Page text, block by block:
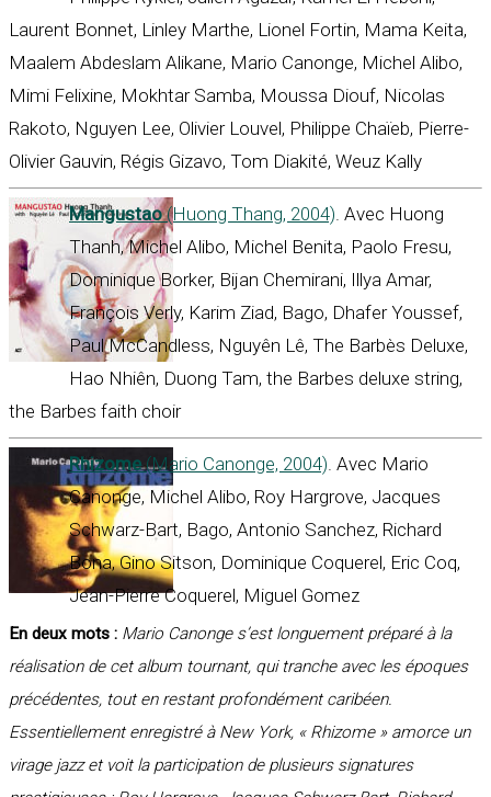
Laurent Bonnet, Linley Marthe, Lionel Fortin, Mama Keita,
Maalem Abdeslam Alikane, Mario Canonge, Michel Alibo,
Mimi Felixine, Mokhtar Samba, Moussa Diouf, Nicolas
Rakoto, Nguyen Lee, Olivier Louvel, Philippe Chaïeb, Pierre-
Olivier Gauvin, Régis Gizavo, Tom Diakité, Weuz Kally
Mangustao(Huong Thang, 2004). Avec Huong
Thanh, Michel Alibo, Michel Benita, Paolo Fresu,
Dominique Borker, Bijan Chemirani, Illya Amar,
François Verly, Karim Ziad, Bago, Dhafer Youssef,
Paul McCandless, Nguyên Lê, The Barbès Deluxe,
Hao Nhiên, Duong Tam, the Barbes deluxe string,
the Barbes faith choir
Rhizome(Mario Canonge, 2004). Avec Mario
Canonge, Michel Alibo, Roy Hargrove, Jacques
Schwarz-Bart, Bago, Antonio Sanchez, Richard
Bona, Gino Sitson, Dominique Coquerel, Eric Coq,
Jean-Pierre Coquerel, Miguel Gomez
En deux mots : Mario Canonge s’est longuement préparé à la
réalisation de cet album tournant, qui tranche avec les époques
précédentes, tout en restant profondément caribéen.
Essentiellement enregistré à New York, « Rhizome » amorce un
virage jazz et voit la participation de plusieurs signatures